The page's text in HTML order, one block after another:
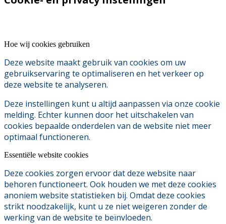
Hoe wij cookies gebruiken
Deze website maakt gebruik van cookies om uw
gebruikservaring te optimaliseren en het verkeer op
deze website te analyseren.
Deze instellingen kunt u altijd aanpassen via onze cookie
melding. Echter kunnen door het uitschakelen van
cookies bepaalde onderdelen van de website niet meer
optimaal functioneren.
Essentiële website cookies
Deze cookies zorgen ervoor dat deze website naar
behoren functioneert. Ook houden we met deze cookies
anoniem website statistieken bij. Omdat deze cookies
strikt noodzakelijk, kunt u ze niet weigeren zonder de
werking van de website te beïnvloeden.